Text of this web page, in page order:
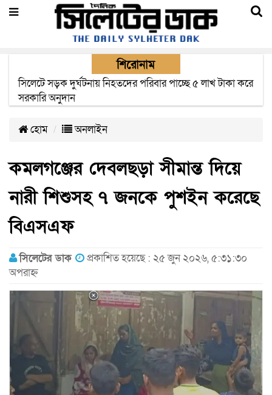
শিরোনাম
সিলেটে সড়ক দুর্ঘটনায় নিহতদের পরিবার পাচ্ছে ৫ লাখ টাকা করে
সরকারি অনুদান
হোম অনলাইন
কমলগঞ্জের দেবলছড়া সীমান্ত দিয়ে
নারী শিশুসহ ৭ জনকে পুশইন করেছে
বিএসএফ
সিলেটের ডাক
প্রকাশিত হয়েছে : ২৫ জুন ২০২৬, ৫:৩১:৩০
অপরাহ্ন